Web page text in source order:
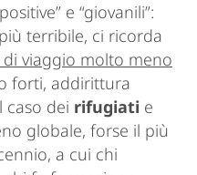
e “giovanili”:
terribile, ci ricorda
di viaggio molto meno
forti, addirittura
caso dei rifugiati e
globale, forse il più
a cui chi